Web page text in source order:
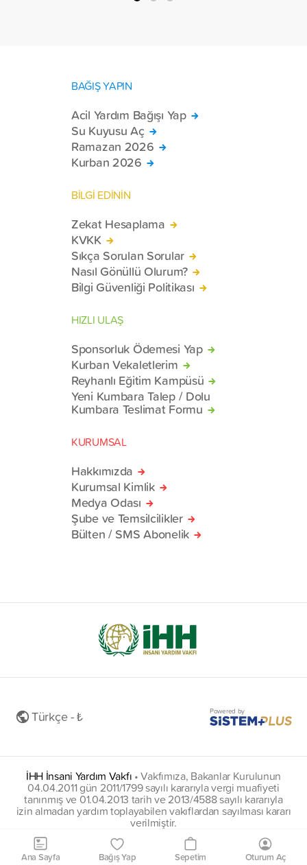
BAĞIŞ YAPIN
Acil Yardım Bağışı Yap
Su Kuyusu Aç
Ramazan 2026
Kurban 2026
BİLGİ EDİNİN
Zekat Hesaplama
KVKK
Sıkça Sorulan Sorular
Nasıl Gönüllü Olurum?
Bilgi Güvenliği Politikası
HIZLI ULAŞ
Sponsorluk Ödemesi Yap
Kurban Vekaletlerim
Reyhanlı Eğitim Kampüsü
Yeni Kumbara Talep / Dolu
Kumbara Teslimat Formu
KURUMSAL
Hakkımızda
Kurumsal Kimlik
Medya Odası
Şube ve Temsilcilikler
Bülten / SMS Abonelik
Türkçe - ₺ Powered by
İHH İnsani Yardım Vakfı •Vakfımıza, Bakanlar Kurulunun
04.04.2011 gün 2011/1799 sayılı kararıyla vergi muafiyeti
tanınmış ve 01.04.2013 tarih ve 2013/4588 sayılı kararıyla
izin almadan yardım toplayabilen vakıflardan sayılması kararı
verilmiştir.
insani@hs01.kep.tr
Ana Sayfa Bağış Yap Sepetim Oturum Aç